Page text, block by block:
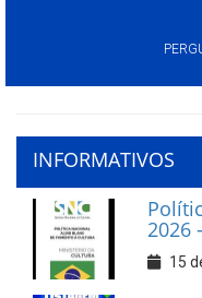
INFORMATIVOS
2026
15